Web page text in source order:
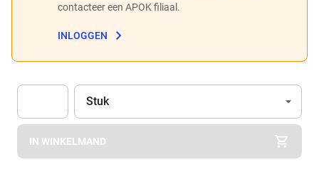
contacteer een APOK filiaal.
INLOGGEN
Apok.Product.Detail.AddToCart.Quantity (Optioneel)
Eenheid
Stuk
IN WINKELMAND